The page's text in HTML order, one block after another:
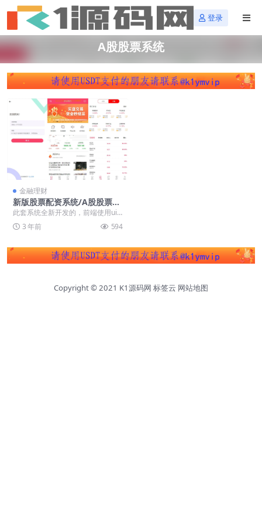
登录
A股股票系统
金融理财
新版股票配资系统/A股股票系
统/前端uinapp
此套系统全新开发的，前端使用uin
app开发带源码 后端thinkphp框
架，数...
3 年前 594
Copyright © 2021 K1源码网 标签云 网站地图